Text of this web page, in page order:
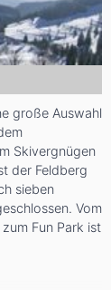
große Auswahl
Skivergnügen
der Feldberg
sieben
Vom
Fun Park ist